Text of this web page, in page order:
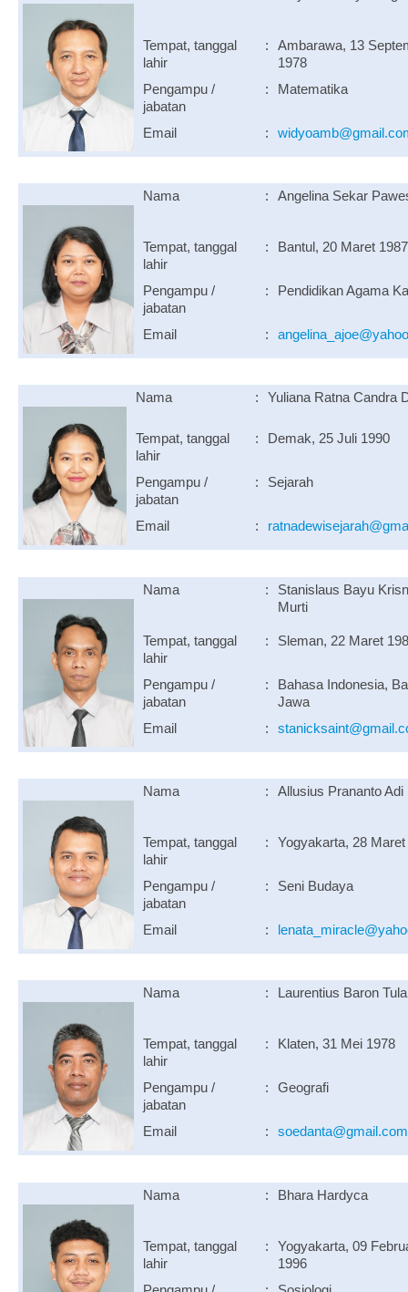
Tempat, tanggal
lahir
:
Ambarawa, 13
1978
Pengampu /
jabatan
: Matematika
Email :
Nama : Angelina Sekar
Tempat, tanggal
lahir
: Bantul, 20 Maret 1987
Pengampu /
jabatan
: Pendidikan Agama
Email :
Nama : Yuliana Ratna Candra
Tempat, tanggal
lahir
: Demak, 25 Juli 1990
Pengampu /
jabatan
: Sejarah
Email :
Nama :
Stanislaus Bayu
Murti
Tempat, tanggal
lahir
: Sleman, 22 Maret
Pengampu /
jabatan
:
Bahasa Indonesia,
Jawa
Email
:
Nama : Allusius Prananto Adi
Tempat, tanggal
lahir
: Yogyakarta, 28 Maret
Pengampu /
jabatan
: Seni Budaya
Email :
Nama : Laurentius Baron
Tempat, tanggal
lahir
: Klaten, 31 Mei 1978
Pengampu /
jabatan
: Geografi
Email : soedanta@gmail.com
Nama : Bhara Hardyca
Tempat, tanggal
lahir
:
Yogyakarta, 09
1996